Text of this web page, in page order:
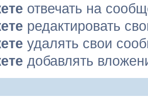
отвечать на
редактировать
удалять свои
добавлять